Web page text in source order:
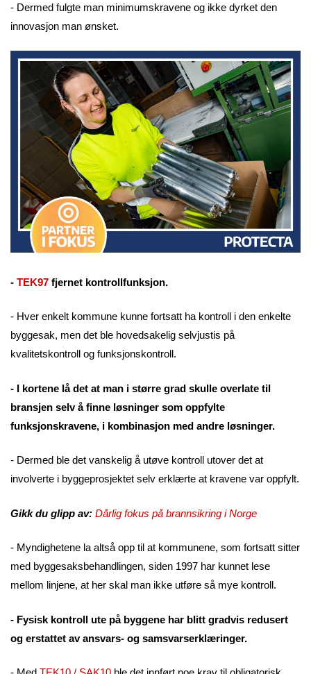
- Dermed fulgte man minimumskravene og ikke dyrket den
innovasjon man ønsket.
- TEK97 fjernet kontrollfunksjon.
- Hver enkelt kommune kunne fortsatt ha kontroll i den enkelte
byggesak, men det ble hovedsakelig selvjustis på
kvalitetskontroll og funksjonskontroll.
- I kortene lå det at man i større grad skulle overlate til
bransjen selv å finne løsninger som oppfylte
funksjonskravene, i kombinasjon med andre løsninger.
- Dermed ble det vanskelig å utøve kontroll utover det at
involverte i byggeprosjektet selv erklærte at kravene var oppfylt.
Gikk du glipp av: Dårlig fokus på brannsikring i Norge
- Myndighetene la altså opp til at kommunene, som fortsatt sitter
med byggesaksbehandlingen, siden 1997 har kunnet lese
mellom linjene, at her skal man ikke utføre så mye kontroll.
- Fysisk kontroll ute på byggene har blitt gradvis redusert
og erstattet av ansvars- og samsvarserklæringer.